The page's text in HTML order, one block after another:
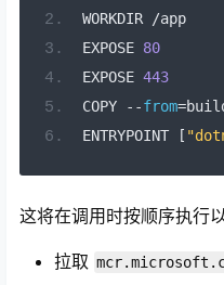
WORKDIR /app
EXPOSE 80
EXPOSE 443
COPY
--from=
ENTRYPOINT
[
这将在调用时按顺序执行
拉取